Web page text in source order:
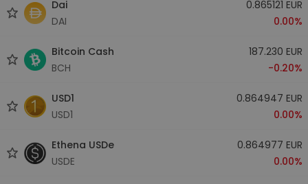
Dai
DAI
0.865121 EUR
0.00%
Bitcoin Cash
BCH
187.230 EUR
-0.20%
USD1
USD1
0.864947 EUR
0.00%
Ethena USDe
USDE
0.864977 EUR
0.00%